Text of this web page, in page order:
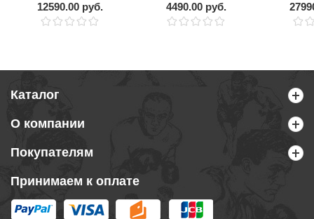
SERIES на
шнуровке
12590.00 руб.
Amateur
Cometition PU
4490.00 руб.
Каталог
О компании
Покупателям
Принимаем к оплате